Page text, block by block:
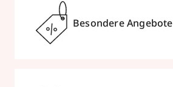
Besondere Angebote